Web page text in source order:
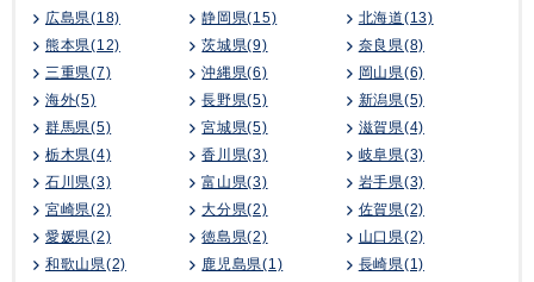
広島県(18)
静岡県(15)
北海道(13)
熊本県(12)
茨城県(9)
奈良県(8)
三重県(7)
沖縄県(6)
岡山県(6)
海外(5)
長野県(5)
新潟県(5)
群馬県(5)
宮城県(5)
滋賀県(4)
栃木県(4)
香川県(3)
岐阜県(3)
石川県(3)
富山県(3)
岩手県(3)
宮崎県(2)
大分県(2)
佐賀県(2)
愛媛県(2)
徳島県(2)
山口県(2)
和歌山県(2)
鹿児島県(1)
長崎県(1)